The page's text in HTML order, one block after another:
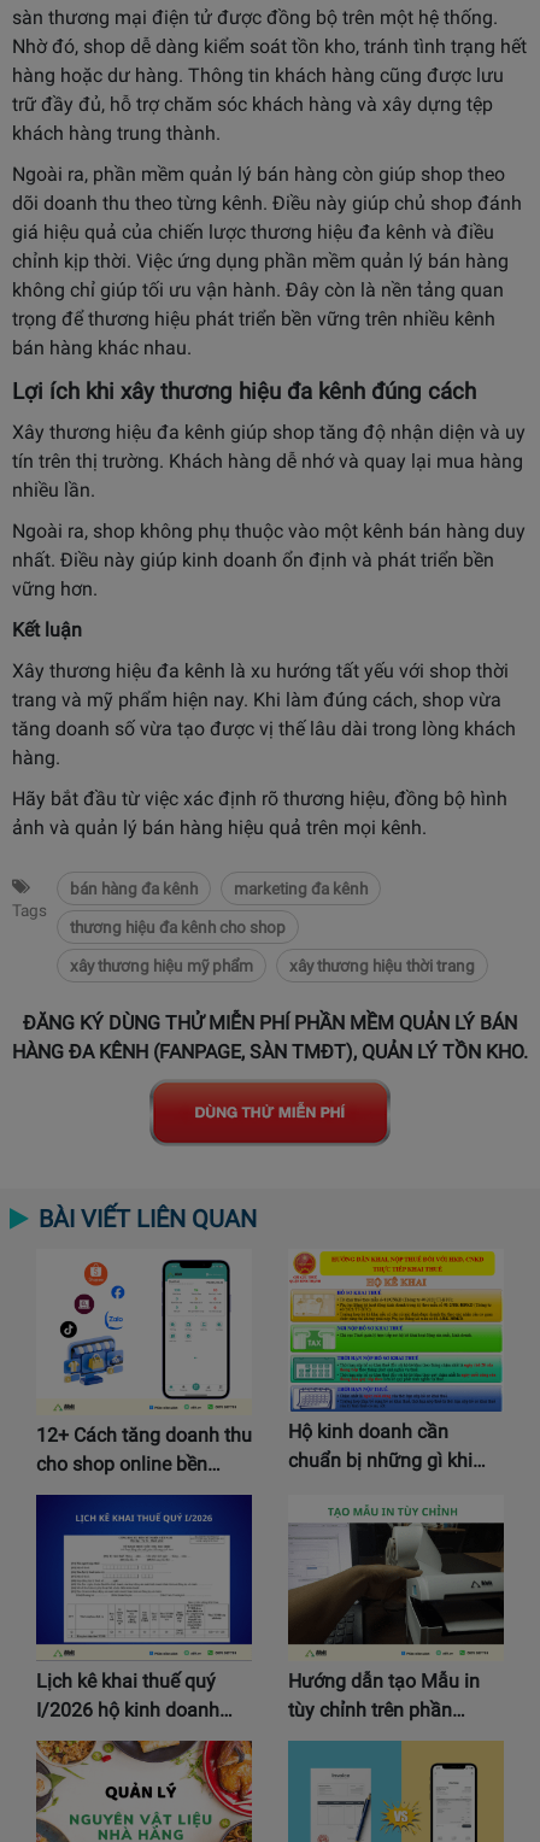
sàn thương mại điện tử được đồng bộ trên một hệ thống.
Nhờ đó, shop dễ dàng kiểm soát tồn kho, tránh tình trạng hết
hàng hoặc dư hàng. Thông tin khách hàng cũng được lưu
trữ đầy đủ, hỗ trợ chăm sóc khách hàng và xây dựng tệp
khách hàng trung thành.
Ngoài ra, phần mềm quản lý bán hàng còn giúp shop theo
dõi doanh thu theo từng kênh. Điều này giúp chủ shop đánh
giá hiệu quả của chiến lược thương hiệu đa kênh và điều
chỉnh kịp thời. Việc ứng dụng phần mềm quản lý bán hàng
không chỉ giúp tối ưu vận hành. Đây còn là nền tảng quan
trọng để thương hiệu phát triển bền vững trên nhiều kênh
bán hàng khác nhau.
Lợi ích khi xây thương hiệu đa kênh đúng cách
Xây thương hiệu đa kênh giúp shop tăng độ nhận diện và uy
tín trên thị trường. Khách hàng dễ nhớ và quay lại mua hàng
nhiều lần.
Ngoài ra, shop không phụ thuộc vào một kênh bán hàng duy
nhất. Điều này giúp kinh doanh ổn định và phát triển bền
vững hơn.
Kết luận
Xây thương hiệu đa kênh là xu hướng tất yếu với shop thời
trang và mỹ phẩm hiện nay. Khi làm đúng cách, shop vừa
tăng doanh số vừa tạo được vị thế lâu dài trong lòng khách
hàng.
Hãy bắt đầu từ việc xác định rõ thương hiệu, đồng bộ hình
ảnh và quản lý bán hàng hiệu quả trên mọi kênh.
Tags
bán hàng đa kênh
marketing đa kênh
thương hiệu đa kênh cho shop
xây thương hiệu mỹ phẩm
xây thương hiệu thời trang
ĐĂNG KÝ DÙNG THỬ MIỄN PHÍ PHẦN MỀM QUẢN LÝ BÁN
HÀNG ĐA KÊNH (FANPAGE, SÀN TMĐT), QUẢN LÝ TỒN KHO.
BÀI VIẾT LIÊN QUAN
12+ Cách tăng doanh thu
cho shop online bền…
Hộ kinh doanh cần
chuẩn bị những gì khi…
Lịch kê khai thuế quý
I/2026 hộ kinh doanh…
Hướng dẫn tạo Mẫu in
tùy chỉnh trên phần…